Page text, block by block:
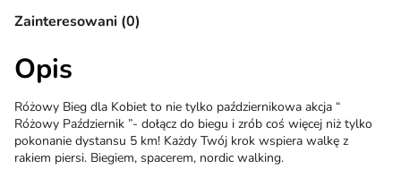
Zainteresowani (0)
Opis
Różowy Bieg dla Kobiet to nie tylko październikowa akcja “
Różowy Październik ”- dołącz do biegu i zrób coś więcej niż tylko
pokonanie dystansu 5 km! Każdy Twój krok wspiera walkę z
rakiem piersi. Biegiem, spacerem, nordic walking.